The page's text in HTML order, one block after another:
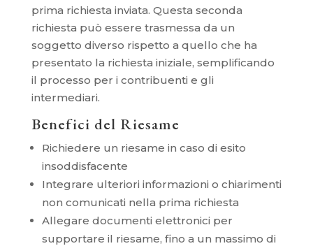
prima richiesta inviata. Questa seconda
richiesta può essere trasmessa da un
soggetto diverso rispetto a quello che ha
presentato la richiesta iniziale, semplificando
il processo per i contribuenti e gli
intermediari.
Benefici del Riesame
Richiedere un riesame in caso di esito
insoddisfacente
Integrare ulteriori informazioni o chiarimenti
non comunicati nella prima richiesta
Allegare documenti elettronici per
supportare il riesame, fino a un massimo di